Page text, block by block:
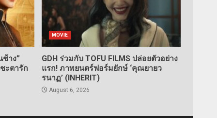
าง”
ะตารัก
MOVIE
GDH ร่วมกับ TOFU FILMS ปล่อยตัวอย่าง
แรก! ภาพยนตร์ฟอร์มยักษ์ ‘คุณยายว
รนาฏ’ (INHERIT)
August 6, 2026